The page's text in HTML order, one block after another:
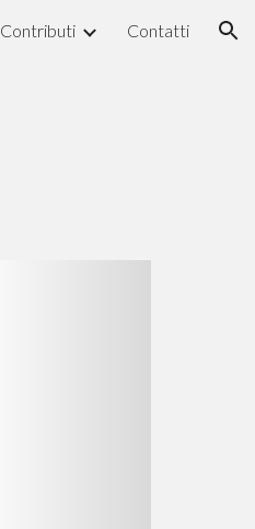
Contributi Contatti